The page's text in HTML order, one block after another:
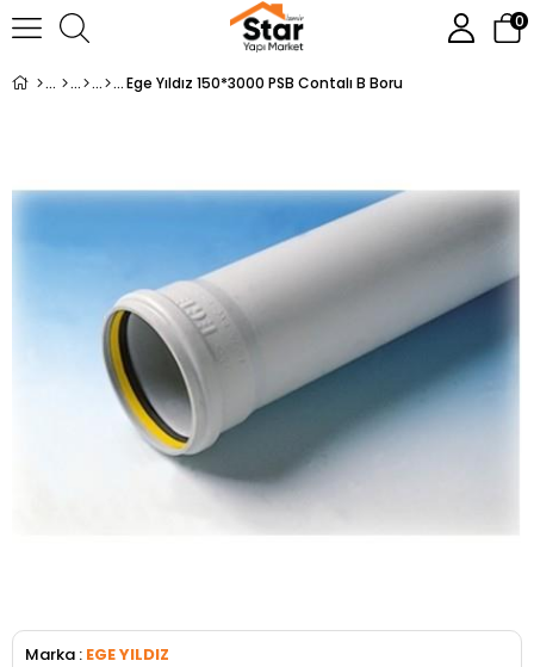
0
Ege Yıldız 150*3000 PSB Contalı B Boru
Marka : EGE YILDIZ